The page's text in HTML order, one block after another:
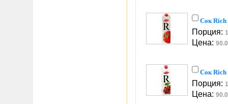
Сок Rich
Порция:
Цена:
Сок
Порция:
Цена: